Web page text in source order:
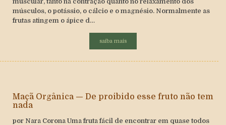
músculos, o potássio, o cálcio e o magnésio. Normalmente as
frutas atingem o ápice d…
saiba mais
Maçã Orgânica — De proibido esse fruto não tem
nada
por Nara Corona Uma fruta fácil de encontrar em quase todos